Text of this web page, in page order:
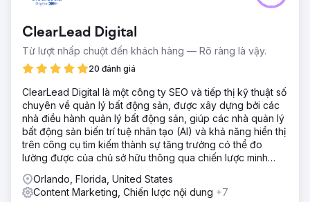
ClearLead Digital
Từ lượt nhấp chuột đến khách hàng — Rõ ràng là vậy.
20 đánh giá
ClearLead Digital là một công ty SEO và tiếp thị kỹ thuật số
chuyên về quản lý bất động sản, được xây dựng bởi các
nhà điều hành quản lý bất động sản, giúp các nhà quản lý
bất động sản biến trí tuệ nhân tạo (AI) và khả năng hiển thị
trên công cụ tìm kiếm thành sự tăng trưởng có thể đo
lường được của chủ sở hữu thông qua chiến lược minh
Orlando, Florida, United States
Content Marketing, Chiến lược nội dung +7